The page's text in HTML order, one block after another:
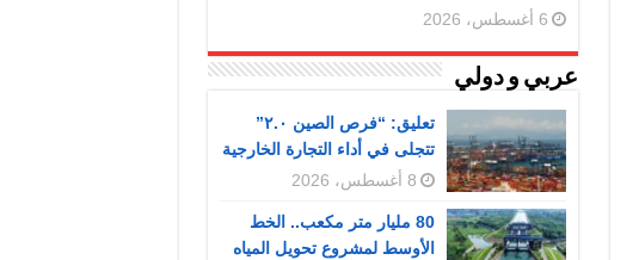
6 أغسطس، 2026
عربي و دولي
تعليق: “فرص الصين ٢.٠”
تتجلى في أداء التجارة الخارجية
8 أغسطس، 2026
80 مليار متر مكعب.. الخط
الأوسط لمشروع تحويل المياه